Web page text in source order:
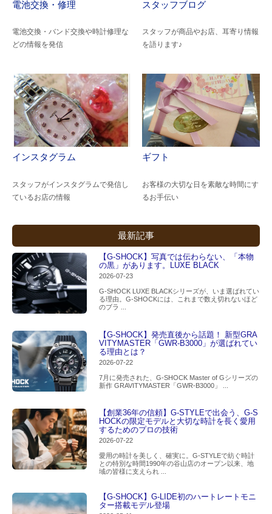
電池交換・修理
電池交換・バンド交換や時計修理な
どの情報を発信
スタッフブログ
スタッフが商品やお店、耳寄り情報
を語ります♪
インスタグラム
スタッフがインスタグラムで発信し
ているお店の情報
ギフト
お客様の大切な日を素敵な時間にす
るお手伝い
最新記事
【G-SHOCK】写真では伝わらない、「本物
の黒」があります。LUXE BLACK
2026-07-23
G-SHOCK LUXE BLACKシリーズが、いま選ばれてい
る理由。G-SHOCKには、これまで数え切れないほど
のブラ ...
【G-SHOCK】発売直後から話題！ 新型GRA
VITYMASTER「GWR-B3000」が選ばれてい
る理由とは？
2026-07-22
7月に発売された、G-SHOCK Master of Gシリーズの
新作 GRAVITYMASTER「GWR-B3000」 ...
【創業36年の信頼】G-STYLEで出会う、G-S
HOCKの限定モデルと大切な時計を長く愛用
するためのプロの技術
2026-07-22
愛用の時計を美しく、確実に。G-STYLEで紡ぐ時計
との特別な時間1990年の谷山店のオープン以来、地
域の皆様に支えられ ...
【G-SHOCK】G-LIDE初のハートレートモニ
ター搭載モデル登場